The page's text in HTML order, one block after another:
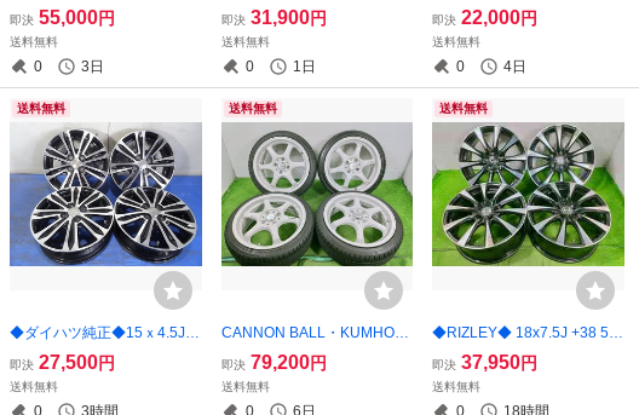
5穴 114.3 中古 アルミホイー
ル 4本価格【福島発 送料無
料】FUK-G18682★19インチ
即決 55,000円
送料無料
0 3日
5/65R14 14x5J +37 4穴 100
中古アルミセット 4本 ノーマ
ル【宮城発 送料無料】MYG-
C16966
即決 31,900円
送料無料
0 1日
UM★16x5J +45 4穴 100 中
古 アルミホイール 4本【福島
発 送料無料】FUK-F16562★
16インチ
即決 22,000円
送料無料
0 4日
送料無料
◆ダイハツ純正◆15ｘ4.5J +
45 4穴 100★中古 アルミホ
イール 4本【福島発 送料無
料】FUK-G18622★15インチ
即決 27,500円
送料無料
0 3時間
送料無料
CANNON BALL・KUMHO★
165/45R16 74V 16x6J +45
4穴 100 中古タイヤホイー
ルセット 4本 ノーマル 【宮
即決 79,200円
送料無料
0 6日
送料無料
◆RIZLEY◆ 18x7.5J +38 5穴
114.3 中古 アルミホイール 4
本【宮城発 送料無料】MYG-
C17064★
即決 37,950円
送料無料
0 18時間